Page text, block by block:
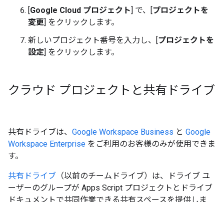
[Google Cloud プロジェクト] で、[プロジェクトを
変更] をクリックします。
新しいプロジェクト番号を入力し、[プロジェクトを
設定] をクリックします。
クラウド プロジェクトと共有ドライブ
共有ドライブは、 Google Workspace Business と Google
Workspace Enterprise をご利用のお客様のみが使用できま
す。
共有ドライブ （以前のチームドライブ）は、ドライブ ユ
ーザーのグループが Apps Script プロジェクトとドライブ
ドキュメントで共同作業できる共有スペースを提供しま